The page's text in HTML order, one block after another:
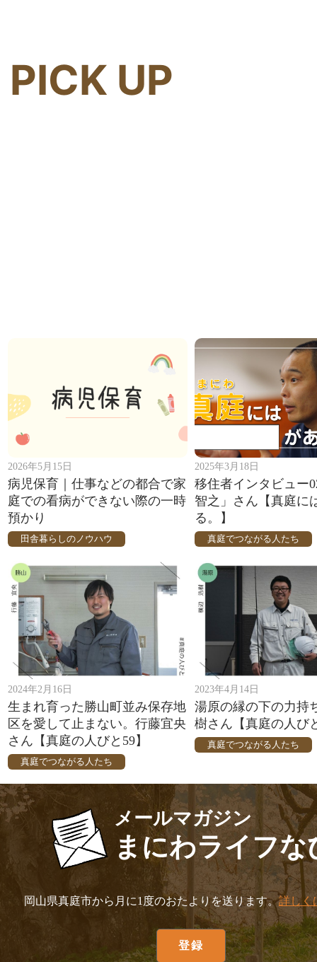
PICK UP
2026年5月15日
病児保育｜仕事などの都合で家
庭での看病ができない際の一時
預かり
田舎暮らしのノウハウ
2025年3月18日
移住者インタビュー
智之」さん【真庭に
る。】
真庭でつながる人たち
2024年2月16日
生まれ育った勝山町並み保存地
区を愛して止まない。行藤宜央
さん【真庭の人びと59】
真庭でつながる人たち
2023年4月14日
湯原の縁の下の力持
樹さん【真庭の人び
真庭でつながる人たち
メールマガジン
まにわライフな
岡山県真庭市から月に1度のおたよりを送ります。詳しく